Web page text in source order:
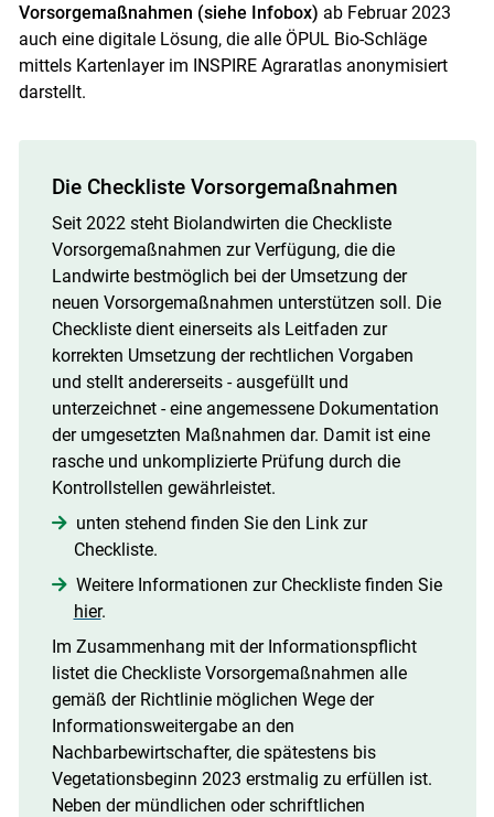
Vorsorgemaßnahmen (siehe Infobox) ab Februar 2023
auch eine digitale Lösung, die alle ÖPUL Bio-Schläge
mittels Kartenlayer im INSPIRE Agraratlas anonymisiert
darstellt.
Die Checkliste Vorsorgemaßnahmen
Seit 2022 steht Biolandwirten die Checkliste
Vorsorgemaßnahmen zur Verfügung, die die
Landwirte bestmöglich bei der Umsetzung der
neuen Vorsorgemaßnahmen unterstützen soll. Die
Checkliste dient einerseits als Leitfaden zur
korrekten Umsetzung der rechtlichen Vorgaben
und stellt andererseits - ausgefüllt und
unterzeichnet - eine angemessene Dokumentation
der umgesetzten Maßnahmen dar. Damit ist eine
rasche und unkomplizierte Prüfung durch die
Kontrollstellen gewährleistet.
unten stehend finden Sie den Link zur
Checkliste.
Weitere Informationen zur Checkliste finden Sie
hier.
Im Zusammenhang mit der Informationspflicht
listet die Checkliste Vorsorgemaßnahmen alle
gemäß der Richtlinie möglichen Wege der
Informationsweitergabe an den
Nachbarbewirtschafter, die spätestens bis
Vegetationsbeginn 2023 erstmalig zu erfüllen ist.
Neben der mündlichen oder schriftlichen